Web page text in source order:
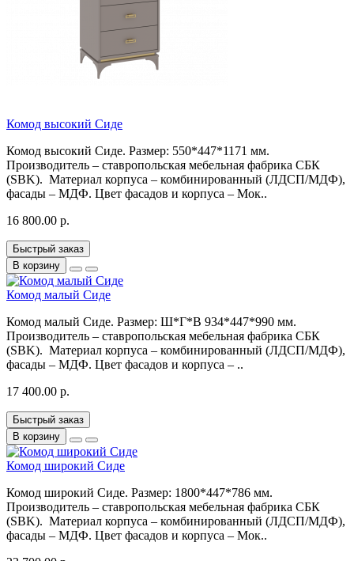
Комод высокий Сиде
Комод высокий Сиде. Размер: 550*447*1171 мм.
Производитель – ставропольская мебельная фабрика СБК
(SBK). Материал корпуса – комбинированный (ЛДСП/МДФ),
фасады – МДФ. Цвет фасадов и корпуса – Мок..
16 800.00 р.
Быстрый заказ
В корзину
Комод малый Сиде
Комод малый Сиде. Размер: Ш*Г*В 934*447*990 мм.
Производитель – ставропольская мебельная фабрика СБК
(SBK). Материал корпуса – комбинированный (ЛДСП/МДФ),
фасады – МДФ. Цвет фасадов и корпуса – ..
17 400.00 р.
Быстрый заказ
В корзину
Комод широкий Сиде
Комод широкий Сиде. Размер: 1800*447*786 мм.
Производитель – ставропольская мебельная фабрика СБК
(SBK). Материал корпуса – комбинированный (ЛДСП/МДФ),
фасады – МДФ. Цвет фасадов и корпуса – Мок..